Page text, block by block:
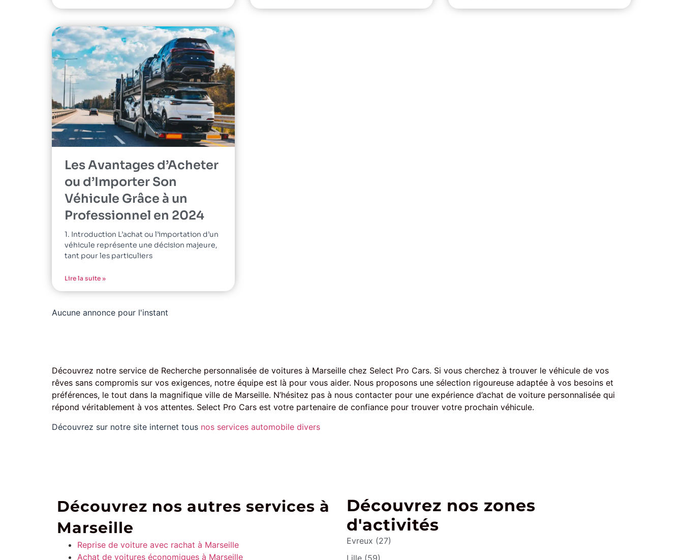
Les Avantages d’Acheter
ou d’Importer Son
Véhicule Grâce à un
Professionnel en 2024
1. Introduction L’achat ou l’importation d’un
véhicule représente une décision majeure,
tant pour les particuliers
Lire la suite »
Aucune annonce pour l'instant
Découvrez notre service de Recherche personnalisée de voitures à Marseille chez Select Pro Cars. Si vous cherchez à trouver le véhicule de vos
rêves sans compromis sur vos exigences, notre équipe est là pour vous aider. Nous proposons une sélection rigoureuse adaptée à vos besoins et
préférences, le tout dans la magnifique ville de Marseille. N’hésitez pas à nous contacter pour une expérience d’achat de voiture personnalisée qui
répond véritablement à vos attentes. Select Pro Cars est votre partenaire de confiance pour trouver votre prochain véhicule.
Découvrez sur notre site internet tous nos services automobile divers
Découvrez nos autres services à
Marseille
Reprise de voiture avec rachat à Marseille
Achat de voitures économiques à Marseille
Découvrez nos zones
d'activités
Evreux (27)
Lille (59)